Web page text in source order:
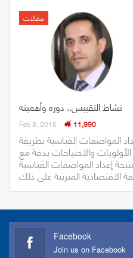
مقالات
نشاط التقييس.. دوره وأهميته
Feb 8, 2016 11,990
المواصفات القياسية بطريقة
والاحتياجات بدقة مع
إعداد المواصفات القياسية
Facebook
Join us on Facebook